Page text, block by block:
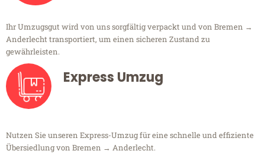
Ihr Umzugsgut wird von uns sorgfältig verpackt und von Bremen →
Anderlecht transportiert, um einen sicheren Zustand zu
gewährleisten.
Express Umzug
Nutzen Sie unseren Express-Umzug für eine schnelle und effiziente
Übersiedlung von Bremen → Anderlecht.